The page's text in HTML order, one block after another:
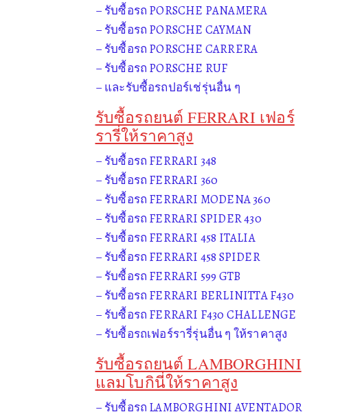
– รับซื้อรถ PORSCHE PANAMERA
– รับซื้อรถ PORSCHE CAYMAN
– รับซื้อรถ PORSCHE CARRERA
– รับซื้อรถ PORSCHE RUF
– และรับซื้อรถปอร์เช่รุ่นอื่น ๆ
รับซื้อรถยนต์ FERRARI เฟอร์
รารี่ให้ราคาสูง
– รับซื้อรถ FERRARI 348
– รับซื้อรถ FERRARI 360
– รับซื้อรถ FERRARI MODENA 360
– รับซื้อรถ FERRARI SPIDER 430
– รับซื้อรถ FERRARI 458 ITALIA
– รับซื้อรถ FERRARI 458 SPIDER
– รับซื้อรถ FERRARI 599 GTB
– รับซื้อรถ FERRARI BERLINITTA F430
– รับซื้อรถ FERRARI F430 CHALLENGE
– รับซื้อรถเฟอร์รารี่รุ่นอื่น ๆ ให้ราคาสูง
รับซื้อรถยนต์ LAMBORGHINI
แลมโบกินี่ให้ราคาสูง
– รับซื้อรถ LAMBORGHINI AVENTADOR